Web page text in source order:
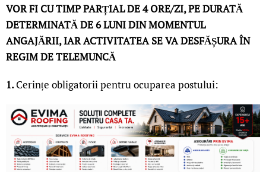
VOR FI CU TIMP PARȚIAL DE 4 ORE/ZI, PE DURATĂ
DETERMINATĂ DE 6 LUNI DIN MOMENTUL
ANGAJĂRII, IAR ACTIVITATEA SE VA DESFĂȘURA ÎN
REGIM DE TELEMUNCĂ
1.Cerințe obligatorii pentru ocuparea postului: